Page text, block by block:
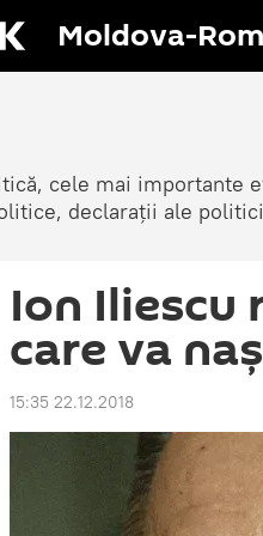
Moldova-
cele mai importante
declarații ale
Ion Iliescu
care va
15:35 22.12.2018